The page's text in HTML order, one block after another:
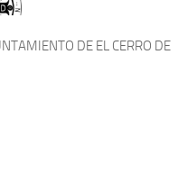
DE EL CERRO DE